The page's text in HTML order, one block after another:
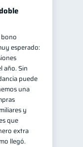
bono
esperado:
año. Sin
puede
una
y
que
extra
llegó.